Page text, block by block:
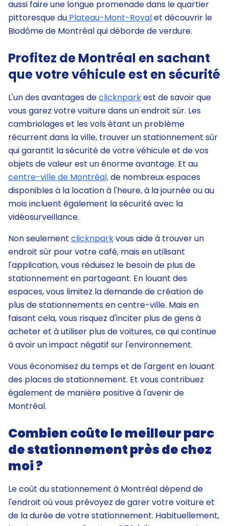
aussi faire une longue promenade dans le quartier
pittoresque du Plateau-Mont-Royalet découvrir le
Biodôme de Montréal qui déborde de verdure.
Profitez de Montréal en sachant
que votre véhicule est en sécurité
L'un des avantages declicknparkest de savoir que
vous garez votre voiture dans un endroit sûr. Les
cambriolages et les vols étant un problème
récurrent dans la ville, trouver un stationnement sûr
qui garantit la sécurité de votre véhicule et de vos
objets de valeur est un énorme avantage. Et au
centre-ville de Montréal,de nombreux espaces
disponibles à la location à l'heure, à la journée ou au
mois incluent également la sécurité avec la
vidéosurveillance.
Non seulement clicknparkvous aide à trouver un
endroit sûr pour votre café, mais en utilisant
l'application, vous réduisez le besoin de plus de
stationnement en partageant. En louant des
espaces, vous limitez la demande de création de
plus de stationnements en centre-ville. Mais en
faisant cela, vous risquez d'inciter plus de gens à
acheter et à utiliser plus de voitures, ce qui continue
à avoir un impact négatif sur l'environnement.
Vous économisez du temps et de l'argent en louant
des places de stationnement. Et vous contribuez
également de manière positive à l'avenir de
Montréal.
Combien coûte le meilleur parc
de stationnement près de chez
moi ?
Le coût du stationnement à Montréal dépend de
l'endroit où vous prévoyez de garer votre voiture et
de la durée de votre stationnement. Habituellement,